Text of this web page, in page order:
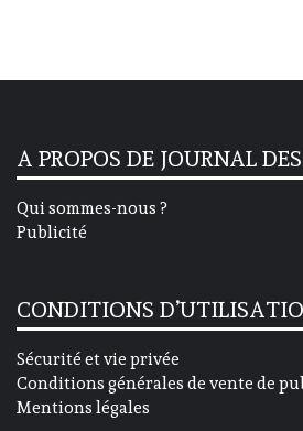
A PROPOS DE JOURNAL
Qui sommes-nous ?
Publicité
CONDITIONS
Sécurité et vie privée
Conditions générales de vente de
Mentions légales